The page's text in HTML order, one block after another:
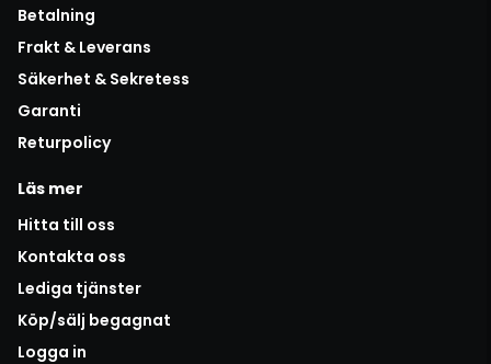
Betalning
Frakt & Leverans
Säkerhet & Sekretess
Garanti
Returpolicy
Läs mer
Hitta till oss
Kontakta oss
Lediga tjänster
Köp/sälj begagnat
Logga in